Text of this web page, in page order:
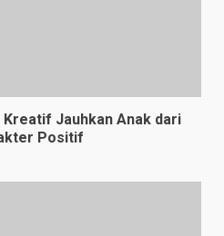
Jauhkan Anak dari
Positif